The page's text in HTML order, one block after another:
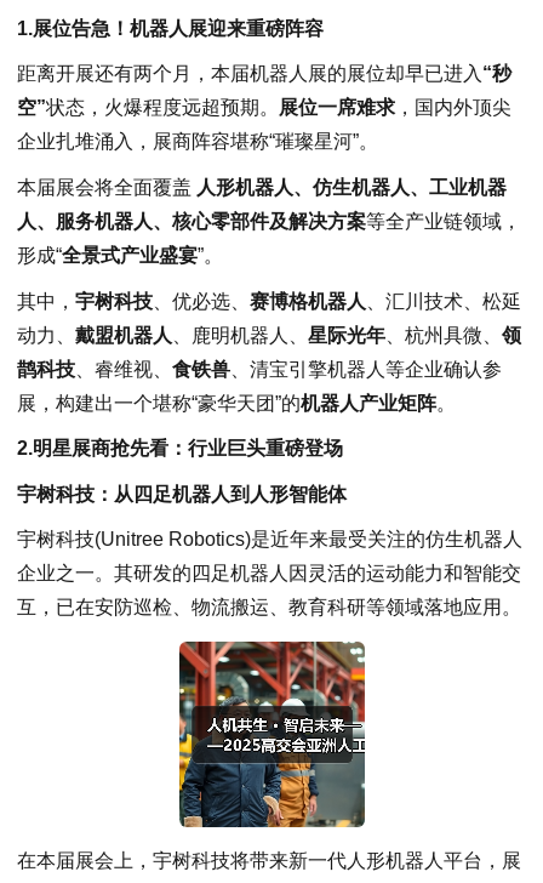
1.展位告急！机器人展迎来重磅阵容
距离开展还有两个月，本届机器人展的展位却早已进入 “秒
空”状态，火爆程度远超预期。 展位一席难求 ，国内外顶尖
企业扎堆涌入，展商阵容堪称“璀璨星河”。
本届展会将全面覆盖 人形机器人、仿生机器人、工业机器
人、服务机器人、核心零部件及解决方案等全产业链领域，
形成“全景式产业盛宴”。
其中， 宇树科技 、优必选、 赛博格机器人
、汇川技术、松延
动力、 戴盟机器人 、鹿明机器人、 星际光年 、杭州具微、 领
鹊科技 、睿维视、 食铁兽 、清宝引擎机器人等企业确认参
展，构建出一个堪称“豪华天团”的机器人产业矩阵。
2.明星展商抢先看：行业巨头重磅登场
宇树科技：从四足机器人到人形智能体
宇树科技(Unitree Robotics)是近年来最受关注的仿生机器人
企业之一。其研发的四足机器人因灵活的运动能力和智能交
互，已在安防巡检、物流搬运、教育科研等领域落地应用。
在本届展会上，宇树科技将带来新一代人形机器人平台，展